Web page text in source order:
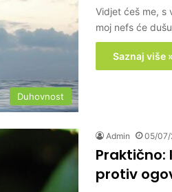
Duhovnost
Vidjet ćeš me, s
moj nefs će
Saznaj više
Admin 05/07/
protiv